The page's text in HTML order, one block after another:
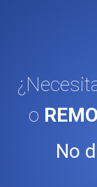
o
No